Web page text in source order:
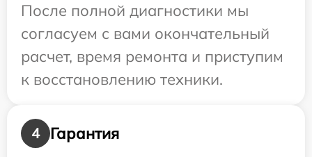
После полной диагностики мы
согласуем с вами окончательный
расчет, время ремонта и приступим
к восстановлению техники.
4
Гарантия